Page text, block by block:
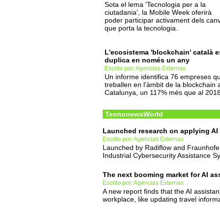
Sota el lema 'Tecnologia per a la
ciutadania', la Mobile Week oferirà
poder participar activament dels
que porta la tecnologia.
L'ecosistema 'blockchain' català
duplica en només un any
Escrito por: Agencias Externas
Un informe identifica 76 empreses
treballen en l'àmbit de la blockchain
Catalunya, un 117% més que al
TecnonewsWorld
Launched research on applying
Escrito por: Agencias Externas
Launched by Radiflow and
Industrial Cybersecurity Assistance
The next booming market for AI
Escrito por: Agencias Externas
A new report finds that the AI
workplace, like updating travel